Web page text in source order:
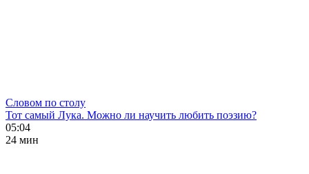
Словом по столу
Тот самый Лука. Можно ли научить любить поэзию?
05:04
24 мин